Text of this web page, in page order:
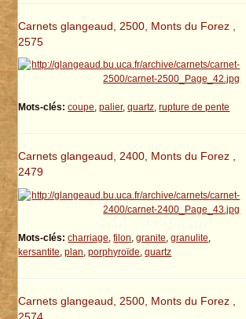
Carnets glangeaud, 2500, Monts du Forez ,
2575
Mots-clés: coupe,palier,quartz,rupture de pente
Carnets glangeaud, 2400, Monts du Forez ,
2479
Mots-clés: charriage,filon,granite,granulite,
kersantite,plan,porphyroïde,quartz
Carnets glangeaud, 2500, Monts du Forez ,